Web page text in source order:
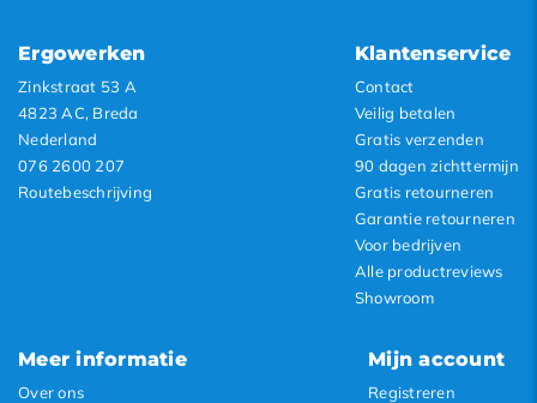
Ergowerken
Zinkstraat 53 A
4823 AC, Breda
Nederland
076 2600 207
Routebeschrijving
Klantenservice
Contact
Veilig betalen
Gratis verzenden
90 dagen zichttermijn
Gratis retourneren
Garantie retourneren
Voor bedrijven
Alle productreviews
Showroom
Meer informatie
Over ons
Mijn account
Registreren